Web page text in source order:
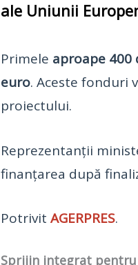
ale Uniunii
Primele aproape
euro. Aceste fonduri
proiectului.
Reprezentanții
finanțarea după
Potrivit AGERPRES.
Sprijin integrat